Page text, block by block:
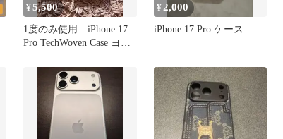
¥5,500
1度のみ使用 iPhone 17
Pro TechWoven Case ヨド
¥ 2,000
iPhone 17 Pro ケース